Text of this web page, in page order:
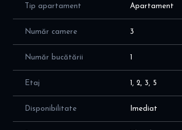
Alina Dinoiu
Tip apartament Apartament
Număr camere 3
Număr bucătării 1
Etaj 1, 2, 3, 5
Disponibilitate Imediat